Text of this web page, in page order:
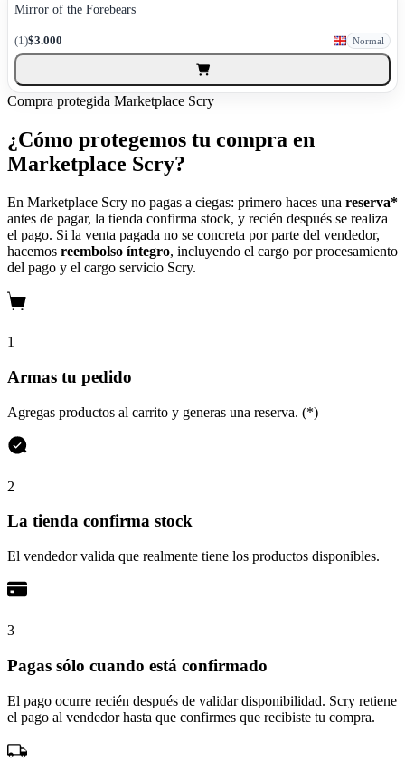
Mirror of the Forebears
(1)$3.000 Normal
Compra protegida Marketplace Scry
¿Cómo protegemos tu compra en
Marketplace Scry?
En Marketplace Scry no pagas a ciegas: primero haces una reserva*
antes de pagar, la tienda confirma stock, y recién después se realiza
el pago. Si la venta pagada no se concreta por parte del vendedor,
hacemos reembolso íntegro, incluyendo el cargo por procesamiento
del pago y el cargo servicio Scry.
1
Armas tu pedido
Agregas productos al carrito y generas una reserva. (*)
2
La tienda confirma stock
El vendedor valida que realmente tiene los productos disponibles.
3
Pagas sólo cuando está confirmado
El pago ocurre recién después de validar disponibilidad. Scry retiene
el pago al vendedor hasta que confirmes que recibiste tu compra.